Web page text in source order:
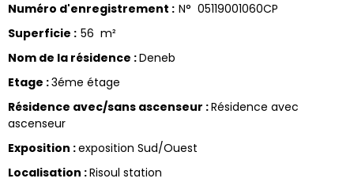
Numéro d'enregistrement : N° 05119001060CP
Superficie : 56 m²
Nom de la résidence :Deneb
Etage :3éme étage
Résidence avec/sans ascenseur :Résidence avec
ascenseur
Exposition :exposition Sud/Ouest
Localisation :Risoul station